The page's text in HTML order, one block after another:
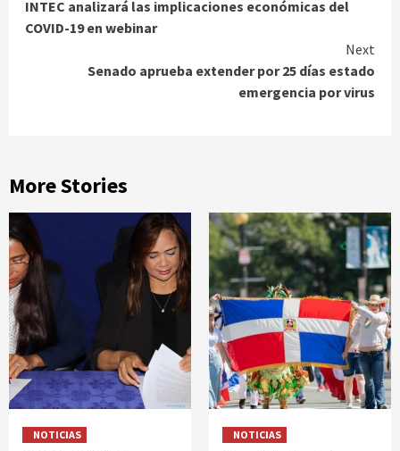
Reading
INTEC analizará las implicaciones económicas del
COVID-19 en webinar​
Next
Senado aprueba extender por 25 días estado
emergencia por virus
More Stories
NOTICIAS NOTICIAS